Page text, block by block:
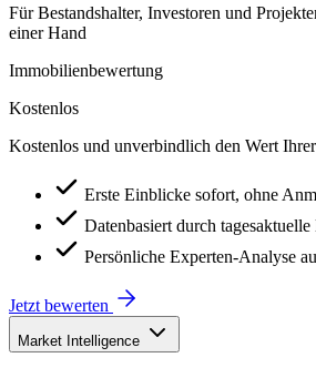
Für Bestandshalter, Investoren und
einer Hand
Immobilienbewertung
Kostenlos
Kostenlos und unverbindlich den Wert
Erste Einblicke sofort, ohne
Datenbasiert durch
Persönliche Experten-Analyse
Jetzt bewerten
Market Intelligence